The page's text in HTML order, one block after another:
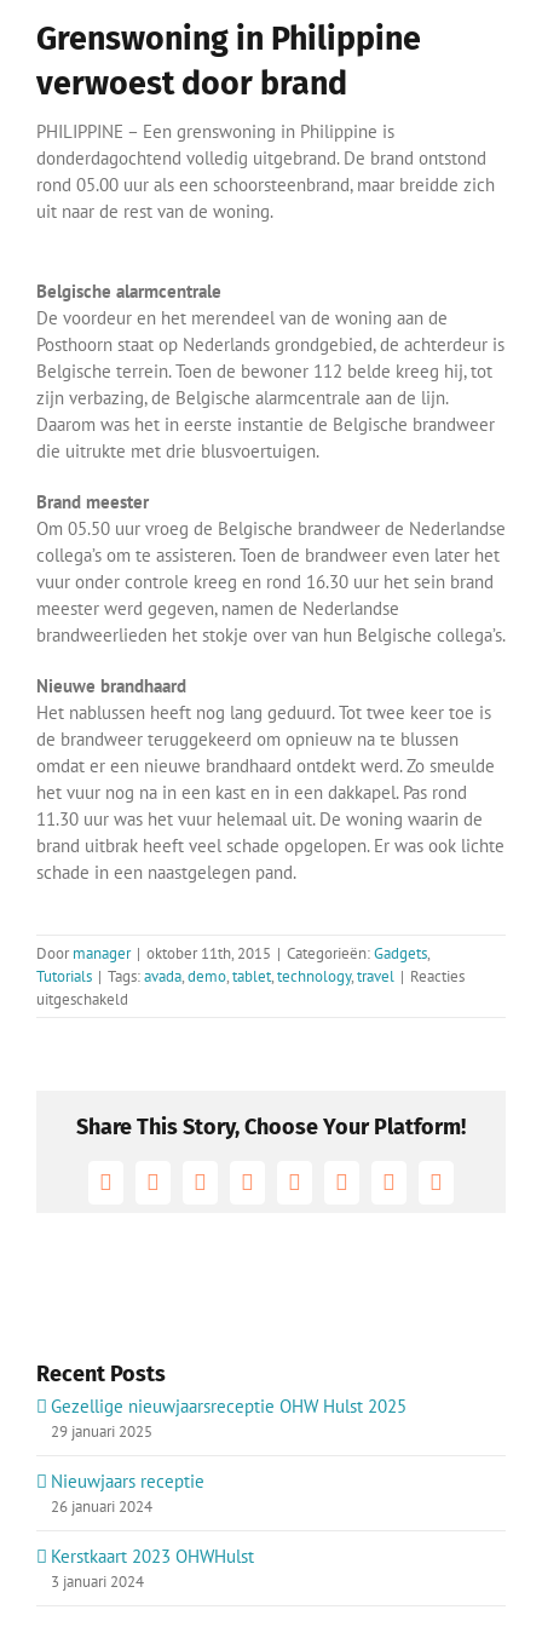
Grenswoning in Philippine
verwoest door brand
PHILIPPINE – Een grenswoning in Philippine is
donderdagochtend volledig uitgebrand. De brand ontstond
rond 05.00 uur als een schoorsteenbrand, maar breidde zich
uit naar de rest van de woning.
Belgische alarmcentrale
De voordeur en het merendeel van de woning aan de
Posthoorn staat op Nederlands grondgebied, de achterdeur is
Belgische terrein. Toen de bewoner 112 belde kreeg hij, tot
zijn verbazing, de Belgische alarmcentrale aan de lijn.
Daarom was het in eerste instantie de Belgische brandweer
die uitrukte met drie blusvoertuigen.
Brand meester
Om 05.50 uur vroeg de Belgische brandweer de Nederlandse
collega’s om te assisteren. Toen de brandweer even later het
vuur onder controle kreeg en rond 16.30 uur het sein brand
meester werd gegeven, namen de Nederlandse
brandweerlieden het stokje over van hun Belgische collega’s.
Nieuwe brandhaard
Het nablussen heeft nog lang geduurd. Tot twee keer toe is
de brandweer teruggekeerd om opnieuw na te blussen
omdat er een nieuwe brandhaard ontdekt werd. Zo smeulde
het vuur nog na in een kast en in een dakkapel. Pas rond
11.30 uur was het vuur helemaal uit. De woning waarin de
brand uitbrak heeft veel schade opgelopen. Er was ook lichte
schade in een naastgelegen pand.
Doormanager | oktober 11th, 2015 | Categorieën:Gadgets,
Tutorials | Tags:avada,demo,tablet,technology,travel | Reacties
uitgeschakeld
door
brand
Share This Story, Choose Your Platform!
Facebook
X RedditLinkedInTumblrPinterest
Vk
E-
Recent Posts
Gezellige nieuwjaarsreceptie OHW Hulst 2025
29 januari 2025
Nieuwjaars receptie
26 januari 2024
Kerstkaart 2023 OHWHulst
3 januari 2024